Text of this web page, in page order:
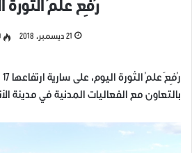
رُفِعَ علمُ الثورة
21 ديسمبر، 2018
بالتعاون مع الفعاليات المدنية في مدينة